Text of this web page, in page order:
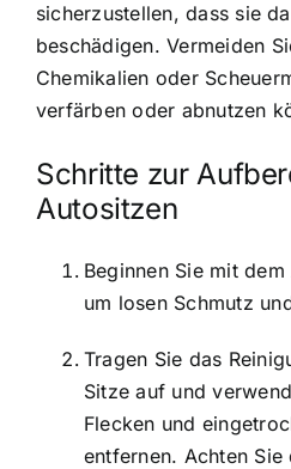
sicherzustellen, dass sie
beschädigen. Vermeiden
Chemikalien oder
verfärben oder abnutzen
Schritte zur
Autositzen
Beginnen Sie mit
um losen Schmutz
Tragen Sie das
Sitze auf und
Flecken und
entfernen. Achten